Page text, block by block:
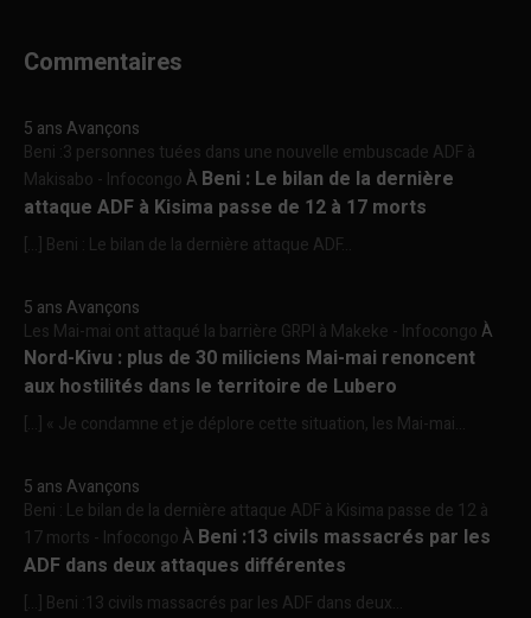
Commentaires
5 ans Avançons
Beni :3 personnes tuées dans une nouvelle embuscade ADF à
Makisabo - InfocongoÀ Beni : Le bilan de la dernière
attaque ADF à Kisima passe de 12 à 17 morts
[…] Beni : Le bilan de la dernière attaque ADF...
5 ans Avançons
Les Mai-mai ont attaqué la barrière GRPI à Makeke - InfocongoÀ
Nord-Kivu : plus de 30 miliciens Mai-mai renoncent
aux hostilités dans le territoire de Lubero
[…] « Je condamne et je déplore cette situation, les Mai-mai...
5 ans Avançons
Beni : Le bilan de la dernière attaque ADF à Kisima passe de 12 à
17 morts - InfocongoÀ Beni :13 civils massacrés par les
ADF dans deux attaques différentes
[…] Beni :13 civils massacrés par les ADF dans deux...